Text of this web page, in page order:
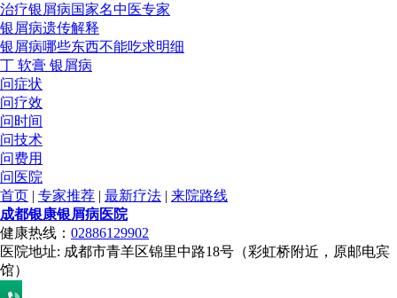
治疗银屑病国家名中医专家
银屑病遗传解释
银屑病哪些东西不能吃求明细
丁 软膏 银屑病
问症状
问疗效
问时间
问技术
问费用
问医院
首页 | 专家推荐 | 最新疗法 | 来院路线
成都银康银屑病医院
健康热线： 02886129902
医院地址: 成都市青羊区锦里中路18号（彩虹桥附近，原邮电宾
馆）